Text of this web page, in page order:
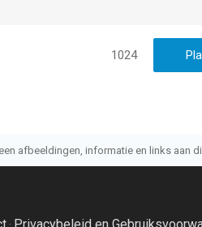
1024
afbeeldingen, informatie en links aan